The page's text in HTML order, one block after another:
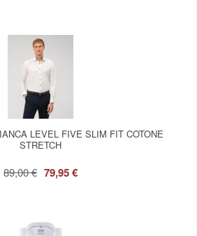
LEVEL FIVE SLIM FIT COTONE
STRETCH
89,00 € 79,95 €